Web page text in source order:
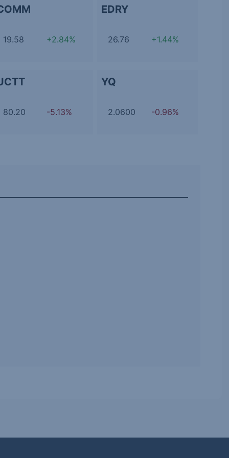
19.58 +2.84%
EDRY
26.76 +1.44%
80.20 -5.13%
YQ
2.0600 -0.96%